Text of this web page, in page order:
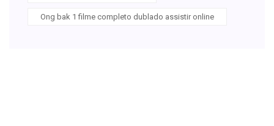
Ong bak 1 filme completo dublado assistir online